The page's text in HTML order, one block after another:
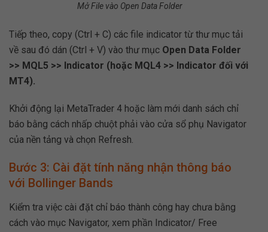
Mở File vào Open Data Folder
Tiếp theo, copy (Ctrl + C) các file indicator từ thư mục tải
về sau đó dán (Ctrl + V) vào thư mục Open Data Folder
>> MQL5 >> Indicator (hoặc MQL4 >> Indicator đối với
MT4).
Khởi động lại MetaTrader 4 hoặc làm mới danh sách chỉ
báo bằng cách nhấp chuột phải vào cửa sổ phụ Navigator
của nền tảng và chọn Refresh.
Bước 3: Cài đặt tính năng nhận thông báo
với Bollinger Bands
Kiểm tra việc cài đặt chỉ báo thành công hay chưa bằng
cách vào mục Navigator, xem phần Indicator/ Free